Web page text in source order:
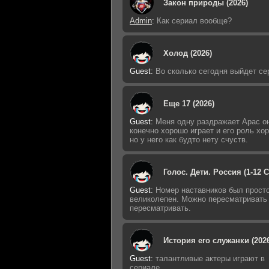
Закон природы (2026)
Admin: Как сериал вообще?
Холод (2026)
Guest: Во сколько сегодня выйдет
Еще 17 (2026)
Guest: Меня одну раздражает Арас
конечно хорошо играет и его роль
но у него как будто нету счуств.
Голос. Дети. Россия (1-12
Guest: Номер наставников был
великолепен. Можно пересматривать
пересматривать.
История его служанки
Guest: талантливые актеры играют в